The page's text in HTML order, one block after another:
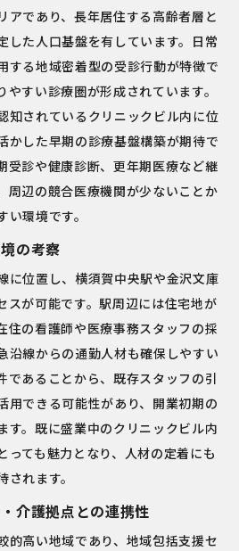
アであり、長年居住する高齢者層と
した人口基盤を有しています。日常
する地域密着型の受診行動が特徴で
すい診療圏が形成されています。
知されているクリニックビル内に位
かした早期の診療基盤構築が期待で
受診や健康診断、更年期医療など継
周辺の競合医療機関が少ないことか
環境です。
の考察
に位置し、横須賀中央駅や金沢文庫
スが可能です。駅周辺には住宅地が
住の看護師や医療事務スタッフの採
沿線からの通勤人材も確保しやすい
であることから、既存スタッフの引
用できる可能性があり、開業初期の
す。既に盛業中のクリニックビル内
っても魅力となり、人材の定着にも
れます。
介護拠点との連携性
的高い地域であり、地域包括支援セ